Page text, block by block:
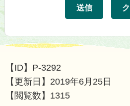
【ID】 P-3292
【更新日】 2019年6月25日
【閲覧数】 1315